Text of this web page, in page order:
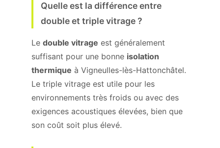
Quelle est la différence entre
double et triple vitrage ?
Le double vitrage est généralement
suffisant pour une bonne isolation
thermique à Vigneulles-lès-Hattonchâtel.
Le triple vitrage est utile pour les
environnements très froids ou avec des
exigences acoustiques élevées, bien que
son coût soit plus élevé.